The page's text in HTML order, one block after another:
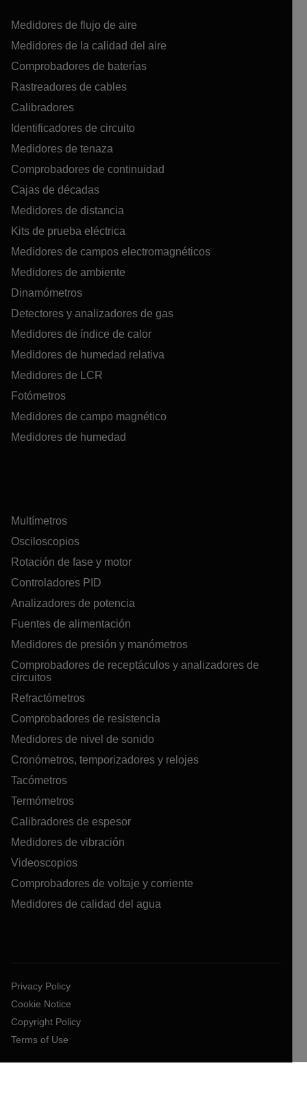
Medidores de flujo de aire
Medidores de la calidad del aire
Comprobadores de baterías
Rastreadores de cables
Calibradores
Identificadores de circuito
Medidores de tenaza
Comprobadores de continuidad
Cajas de décadas
Medidores de distancia
Kits de prueba eléctrica
Medidores de campos electromagnéticos
Medidores de ambiente
Dinamómetros
Detectores y analizadores de gas
Medidores de índice de calor
Medidores de humedad relativa
Medidores de LCR
Fotómetros
Medidores de campo magnético
Medidores de humedad
Multímetros
Osciloscopios
Rotación de fase y motor
Controladores PID
Analizadores de potencia
Fuentes de alimentación
Medidores de presión y manómetros
Comprobadores de receptáculos y analizadores de
circuitos
Refractómetros
Comprobadores de resistencia
Medidores de nivel de sonido
Cronómetros, temporizadores y relojes
Tacómetros
Termómetros
Calibradores de espesor
Medidores de vibración
Videoscopios
Comprobadores de voltaje y corriente
Medidores de calidad del agua
Privacy Policy
Cookie Notice
Copyright Policy
Terms of Use